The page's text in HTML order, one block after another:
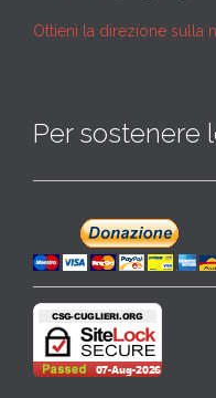
Ottieni la direzione sulla
Per sostenere